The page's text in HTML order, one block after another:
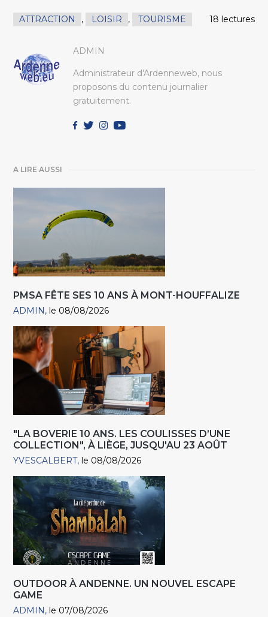
ATTRACTION , LOISIR , TOURISME 18 lectures
ADMIN
Administrateur d'Ardenneweb, nous
proposons du contenu journalier
gratuitement.
A LIRE AUSSI
PMSA FÊTE SES 10 ANS À MONT-HOUFFALIZE
ADMIN le 08/08/2026
"LA BOVERIE 10 ANS. LES COULISSES D’UNE
COLLECTION", À LIÈGE, JUSQU'AU 23 AOÛT
YVESCALBERT le 08/08/2026
OUTDOOR À ANDENNE. UN NOUVEL ESCAPE
GAME
ADMIN le 07/08/2026